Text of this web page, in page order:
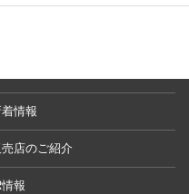
着情報
店のご紹介
情報